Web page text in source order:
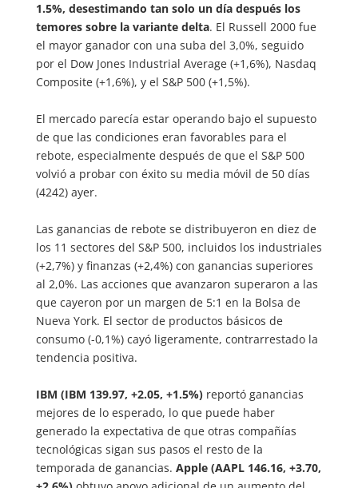
1.5%, desestimando tan solo un día después los
temores sobre la variante delta. El Russell 2000 fue
el mayor ganador con una suba del 3,0%, seguido
por el Dow Jones Industrial Average (+1,6%), Nasdaq
Composite (+1,6%), y el S&P 500 (+1,5%).
El mercado parecía estar operando bajo el supuesto
de que las condiciones eran favorables para el
rebote, especialmente después de que el S&P 500
volvió a probar con éxito su media móvil de 50 días
(4242) ayer.
Las ganancias de rebote se distribuyeron en diez de
los 11 sectores del S&P 500, incluidos los industriales
(+2,7%) y finanzas (+2,4%) con ganancias superiores
al 2,0%. Las acciones que avanzaron superaron a las
que cayeron por un margen de 5:1 en la Bolsa de
Nueva York. El sector de productos básicos de
consumo (-0,1%) cayó ligeramente, contrarrestado la
tendencia positiva.
IBM (IBM 139.97, +2.05, +1.5%)reportó ganancias
mejores de lo esperado, lo que puede haber
generado la expectativa de que otras compañías
tecnológicas sigan sus pasos el resto de la
temporada de ganancias. Apple (AAPL 146.16, +3.70,